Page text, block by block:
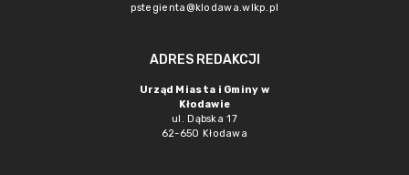
pstegienta@klodawa.wlkp.pl
ADRES REDAKCJI
Urząd Miasta i Gminy w
Kłodawie
ul. Dąbska 17
62-650 Kłodawa